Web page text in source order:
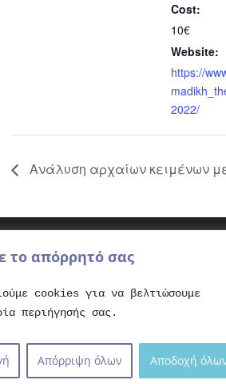
το απόρρητό σας
cookies για να βελτιώσουμε
περιήγησής σας.
Απόρριψη όλων Αποδοχή
Cost:
10€
Website:
https://
2022/
Ανάλυση αρχαίων κειμένων